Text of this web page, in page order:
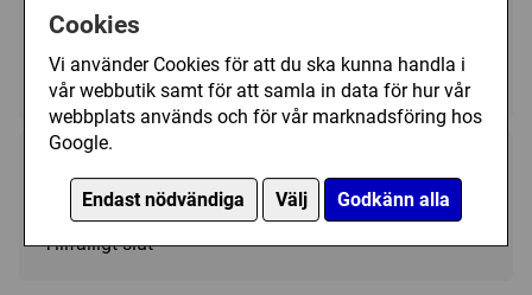
Cookies
Vi använder Cookies för att du ska kunna handla i
vår webbutik samt för att samla in data för hur vår
webbplats används och för vår marknadsföring hos
Google.
Endast nödvändiga Välj Godkänn alla
Art.nr.: PH6105
Knep & Knåp/Övrigt
65 kr Bevaka
Tillfälligt slut